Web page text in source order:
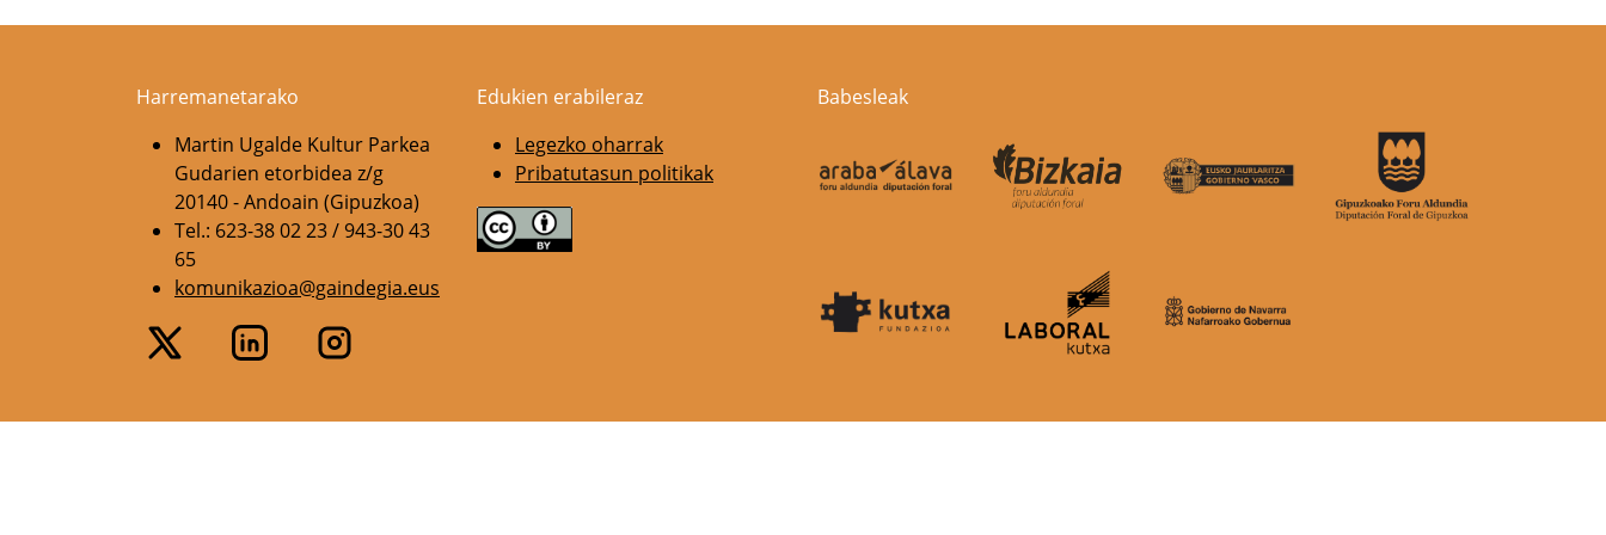
Harremanetarako
Martin Ugalde Kultur Parkea
Gudarien etorbidea z/g
20140 - Andoain (Gipuzkoa)
Tel.: 623-38 02 23 / 943-30 43
65
komunikazioa@gaindegia.eus
Edukien erabileraz
Legezko oharrak
Pribatutasun politikak
Babesleak